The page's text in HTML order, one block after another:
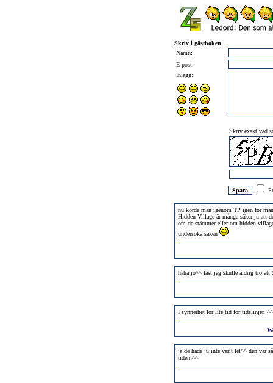
Skriv i gästboken
Namn:
E-post:
Inlägg:
Skriv exakt vad
nu körde man igenom TP igen för
Hidden Village är många säker ju att
om de stämmer eller om hidden
undersöka saken
haha jo^^ fast jag skulle aldrig tro att
I synnerhet för lite tid för tidslinjer. ^^
ja de hade ju inte varit fel^^ den var
tiden ^^